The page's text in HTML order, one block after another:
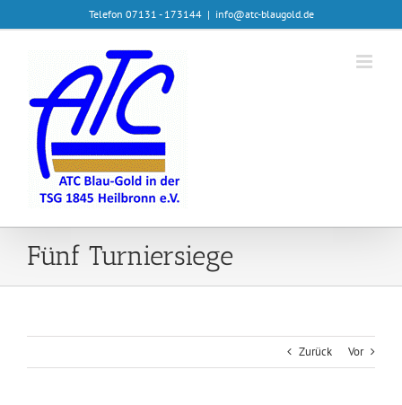
Inhalt
Telefon 07131 - 173144 | info@atc-blaugold.de
Fünf Turniersiege
Zurück Vor